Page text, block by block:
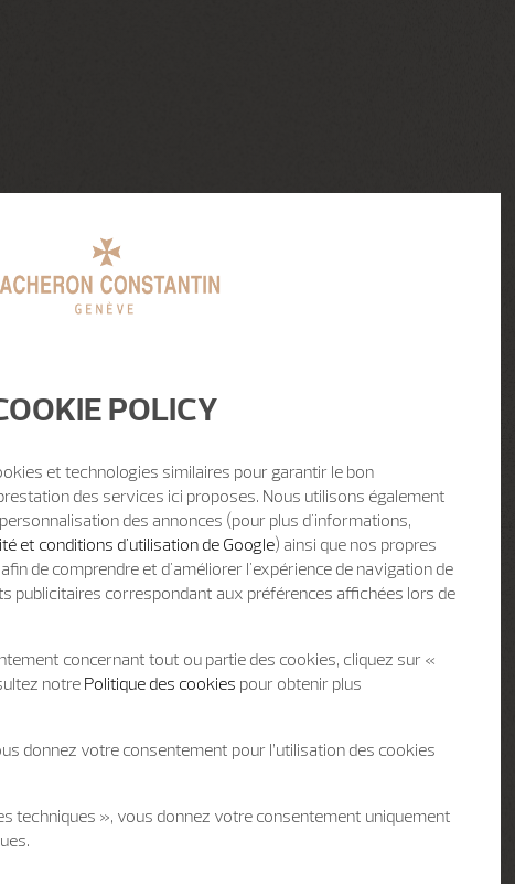
POLICY
et technologies similaires pour garantir le bon
des services ici proposes. Nous utilisons également
des annonces (pour plus d'informations,
et conditions d'utilisation de Google) ainsi que nos propres
de comprendre et d'améliorer l'expérience de navigation de
publicitaires correspondant aux préférences affichées lors de
concernant tout ou partie des cookies, cliquez sur «
notrePolitique des cookies pour obtenir plus
donnez votre consentement pour l’utilisation des cookies
techniques », vous donnez votre consentement uniquement